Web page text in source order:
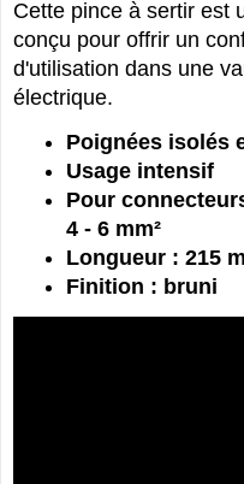
Cette pince à sertir est
conçu pour offrir un
d'utilisation dans une
électrique.
Poignées isolés
Usage intensif
Pour
4 - 6 mm²
Longueur : 215
Finition : bruni